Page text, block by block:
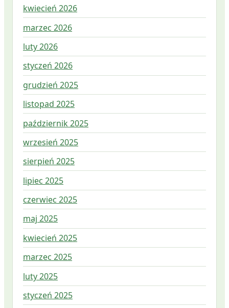
kwiecień 2026
marzec 2026
luty 2026
styczeń 2026
grudzień 2025
listopad 2025
październik 2025
wrzesień 2025
sierpień 2025
lipiec 2025
czerwiec 2025
maj 2025
kwiecień 2025
marzec 2025
luty 2025
styczeń 2025